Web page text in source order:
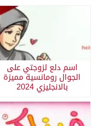
اسم دلع لزوجتي على
الجوال رومانسية مميزة
بالانجليزي 2024